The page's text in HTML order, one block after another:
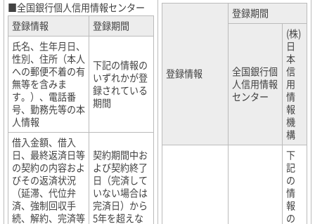
■全国銀行個人信用情報センター
登録情報
登録期間
氏名、生年月日、
性別、住所（本人
への郵便不着の有
無等を含みま
す。）、電話番
号、勤務先等の本
人情報
下記の情報の
いずれかが登
録されている
期間
借入金額、借入
日、最終返済日等
の契約の内容およ
びその返済状況
（延滞、代位弁
済、強制回収手
続、解約、完済等
契約期間中お
よび契約終了
日（完済して
いない場合は
完済日）から
5年を超えな
登録情報
登録期間
全国銀行個
人信用情報
センター
(株)
日
本
信
用
情
報
機
構
下
記
の
情
報
の